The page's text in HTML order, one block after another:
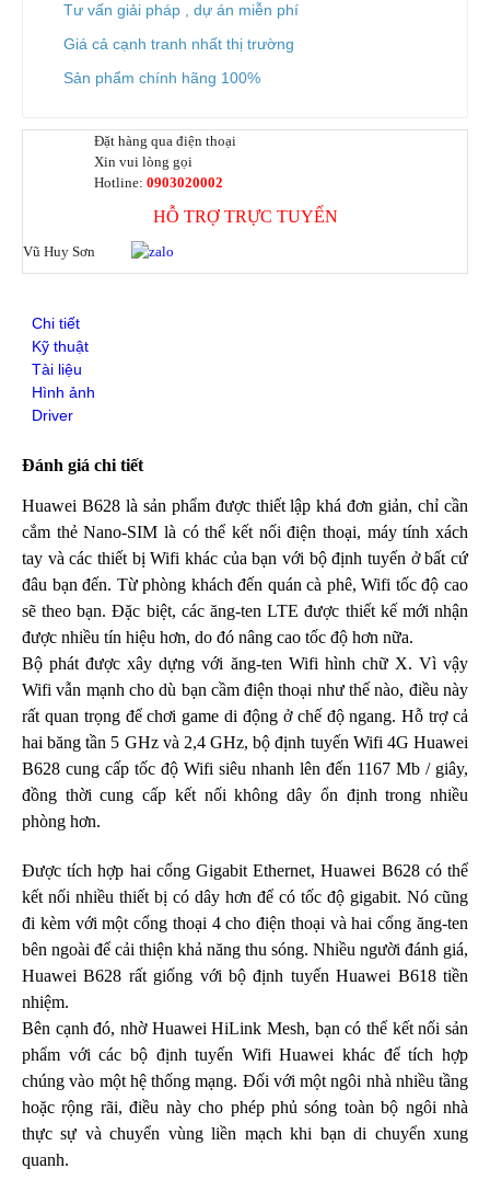
Adapter 12V, 5V
Adapter POE H3C
Tổng đài Grandstream
Module SFP
SFP Cisco
SFP H3C
DeceptiveBytes Presentation
Giới thiệu giải pháp DLP ITsMine
Trình bày DeceptiveBytes
OPENVAS Sales Deck
Deceptive-Bytes-Defender-vs-CrowdStrike
Deceptive-Bytes-vs-Cynet
Deceptive-Bytes-vs-Fidelis
Deceptive-Bytes-vs-Fortinet
Deceptive-Bytes-vs-Kaspersky
Deceptive-Bytes-vs-Morphisec
Deceptive-Bytes-vs-Palo-Alto
Deceptive-Bytes-vs-Panda
Deceptive-Bytes-vs-SentinelOne
Camera
EZVIZ
KBVision
IMOU
HIKvision
DAHUA
Đầu Thu KBVison
Đầu Thu HIKvison
Đầu Thu Dahua
Cáp Mạng
COMMSCOPE/AMP
Norden
Cáp mạng HIKvision
KADITA
Thẻ nhớ
Thẻ Nhớ SanDisk
Thẻ Nhớ Hikvision
Thẻ Nhớ KBT
Thẻ Nhớ Ezviz
Thẻ Nhớ Kingston
Thẻ Nhớ IMOU
Tư vấn giải pháp , dự án miễn phí
Giá cả cạnh tranh nhất thị trường
Sản phẩm chính hãng 100%
Đặt hàng qua điện thoại
Xin vui lòng gọi
Hotline: 0903020002
HỖ TRỢ TRỰC TUYẾN
Vũ Huy Sơn
Chi tiết
Kỹ thuật
Tài liệu
Hình ảnh
Driver
Đánh giá chi tiết
Huawei B628 là sản phẩm được thiết lập khá đơn giản, chỉ cần
cắm thẻ Nano-SIM là có thể kết nối điện thoại, máy tính xách
tay và các thiết bị Wifi khác của bạn với bộ định tuyến ở bất cứ
đâu bạn đến. Từ phòng khách đến quán cà phê, Wifi tốc độ cao
sẽ theo bạn. Đặc biệt, các ăng-ten LTE được thiết kế mới nhận
được nhiều tín hiệu hơn, do đó nâng cao tốc độ hơn nữa.
Bộ phát được xây dựng với ăng-ten Wifi hình chữ X. Vì vậy
Wifi vẫn mạnh cho dù bạn cầm điện thoại như thế nào, điều này
rất quan trọng để chơi game di động ở chế độ ngang. Hỗ trợ cả
hai băng tần 5 GHz và 2,4 GHz, bộ định tuyến Wifi 4G Huawei
B628 cung cấp tốc độ Wifi siêu nhanh lên đến 1167 Mb / giây,
đồng thời cung cấp kết nối không dây ổn định trong nhiều
phòng hơn.
Được tích hợp hai cổng Gigabit Ethernet, Huawei B628 có thể
kết nối nhiều thiết bị có dây hơn để có tốc độ gigabit. Nó cũng
đi kèm với một cổng thoại 4 cho điện thoại và hai cổng ăng-ten
bên ngoài để cải thiện khả năng thu sóng. Nhiều người đánh giá,
Huawei B628 rất giống với bộ định tuyến Huawei B618 tiền
nhiệm.
Bên cạnh đó, nhờ Huawei HiLink Mesh, bạn có thể kết nối sản
phẩm với các bộ định tuyến Wifi Huawei khác để tích hợp
chúng vào một hệ thống mạng. Đối với một ngôi nhà nhiều tầng
hoặc rộng rãi, điều này cho phép phủ sóng toàn bộ ngôi nhà
thực sự và chuyển vùng liền mạch khi bạn di chuyển xung
quanh.